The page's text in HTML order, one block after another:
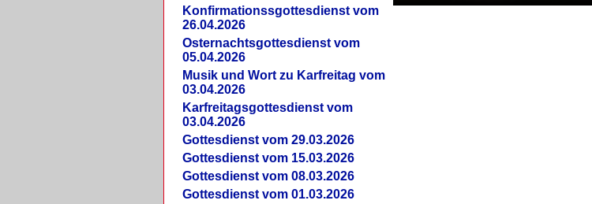
Konfirmationssgottesdienst vom
26.04.2026
Osternachtsgottesdienst vom
05.04.2026
Musik und Wort zu Karfreitag vom
03.04.2026
Karfreitagsgottesdienst vom
03.04.2026
Gottesdienst vom 29.03.2026
Gottesdienst vom 15.03.2026
Gottesdienst vom 08.03.2026
Gottesdienst vom 01.03.2026